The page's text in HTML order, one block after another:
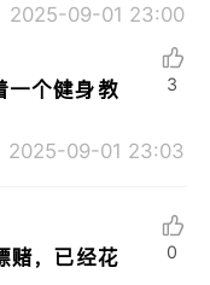
2025-09-01 23:00
一个健身教
2025-09-01 23:03
3
赌，已经花
0